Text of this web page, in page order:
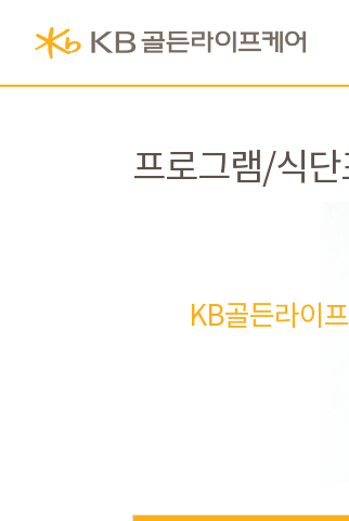
프로그램/식단
KB골든라이